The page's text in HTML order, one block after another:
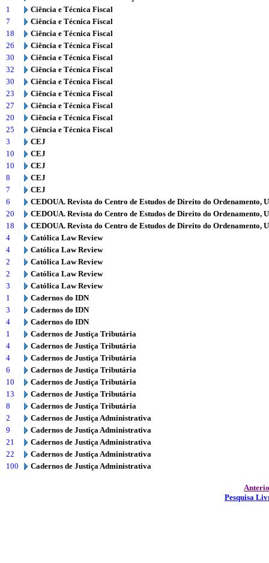
1
Ciência e Técnica Fiscal
7
Ciência e Técnica Fiscal
18
Ciência e Técnica Fiscal
26
Ciência e Técnica Fiscal
30
Ciência e Técnica Fiscal
32
Ciência e Técnica Fiscal
30
Ciência e Técnica Fiscal
23
Ciência e Técnica Fiscal
27
Ciência e Técnica Fiscal
20
Ciência e Técnica Fiscal
25
Ciência e Técnica Fiscal
3
CEJ
10
CEJ
10
CEJ
8
CEJ
7
CEJ
6
CEDOUA. Revista do Centro de Estudos de Direito do Ordenamento,
20
CEDOUA. Revista do Centro de Estudos de Direito do Ordenamento,
18
CEDOUA. Revista do Centro de Estudos de Direito do Ordenamento,
4
Católica Law Review
4
Católica Law Review
2
Católica Law Review
2
Católica Law Review
3
Católica Law Review
1
Cadernos do IDN
3
Cadernos do IDN
4
Cadernos do IDN
1
Cadernos de Justiça Tributária
4
Cadernos de Justiça Tributária
4
Cadernos de Justiça Tributária
6
Cadernos de Justiça Tributária
10
Cadernos de Justiça Tributária
13
Cadernos de Justiça Tributária
8
Cadernos de Justiça Tributária
2
Cadernos de Justiça Administrativa
9
Cadernos de Justiça Administrativa
21
Cadernos de Justiça Administrativa
22
Cadernos de Justiça Administrativa
100
Cadernos de Justiça Administrativa
Pesquisa